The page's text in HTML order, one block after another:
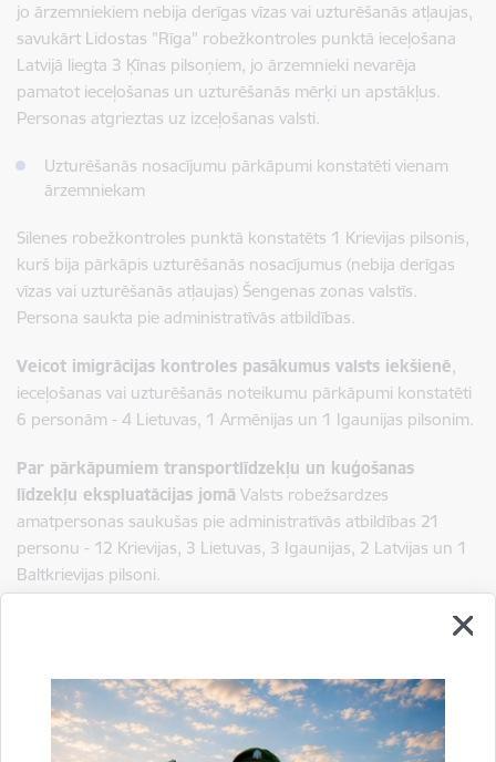
jo ārzemniekiem nebija derīgas vīzas vai uzturēšanās atļaujas,
savukārt Lidostas "Rīga" robežkontroles punktā ieceļošana
Latvijā liegta 3 Ķīnas pilsoņiem, jo ārzemnieki nevarēja
pamatot ieceļošanas un uzturēšanās mērķi un apstākļus.
Personas atgrieztas uz izceļošanas valsti.
Uzturēšanās nosacījumu pārkāpumi konstatēti vienam
ārzemniekam
Silenes robežkontroles punktā konstatēts 1 Krievijas pilsonis,
kurš bija pārkāpis uzturēšanās nosacījumus (nebija derīgas
vīzas vai uzturēšanās atļaujas) Šengenas zonas valstīs.
Persona saukta pie administratīvās atbildības.
Veicot imigrācijas kontroles pasākumus valsts iekšienē,
ieceļošanas vai uzturēšanās noteikumu pārkāpumi konstatēti
6 personām - 4 Lietuvas, 1 Armēnijas un 1 Igaunijas pilsonim.
Par pārkāpumiem transportlīdzekļu un kuģošanas
līdzekļu ekspluatācijas jomā Valsts robežsardzes
amatpersonas saukušas pie administratīvās atbildības 21
personu - 12 Krievijas, 3 Lietuvas, 3 Igaunijas, 2 Latvijas un 1
Baltkrievijas pilsoni.
Jolanta Babiško
Valsts robežsardzes Galvenās pārvaldes Stratēģiskās attīstības